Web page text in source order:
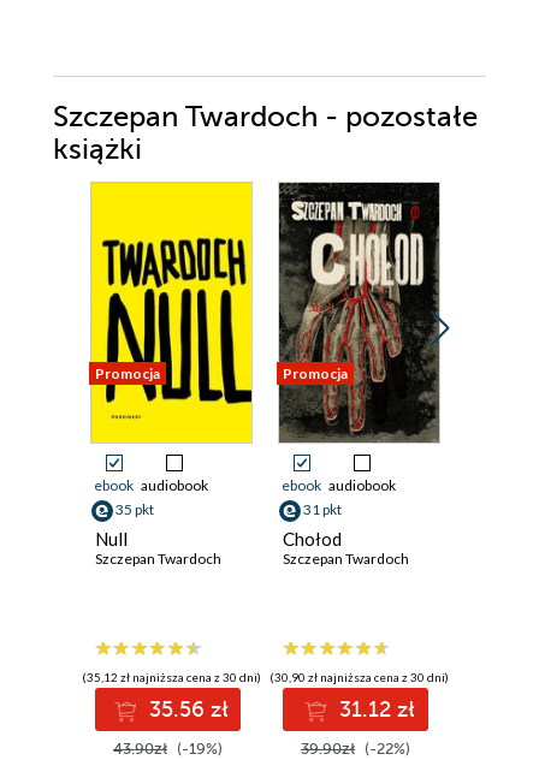
Szczepan Twardoch - pozostałe
książki
Promocja
ebook audiobook
35 pkt
Null
Szczepan Twardoch
(35,12 zł najniższa cena z 30 dni)
35.56 zł
43.90zł (-19%)
Promocja
ebook audiobook
31 pkt
Chołod
Szczepan Twardoch
(30,90 zł najniższa cena z 30 dni)
31.12 zł
39.90zł (-22%)